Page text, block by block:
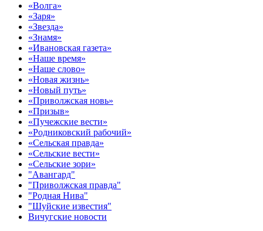
«Волга»
«Заря»
«Звезда»
«Знамя»
«Ивановская газета»
«Наше время»
«Наше слово»
«Новая жизнь»
«Новый путь»
«Приволжская новь»
«Призыв»
«Пучежские вести»
«Родниковский рабочий»
«Сельская правда»
«Сельские вести»
«Сельские зори»
"Авангард"
"Приволжская правда"
"Родная Нива"
"Шуйские известия"
Вичугские новости